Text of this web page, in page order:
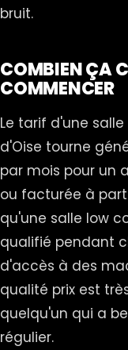
bruit.
COMBIEN ÇA
COMMENCER
Le tarif d'une
d'Oise tourne
par mois pour un
ou facturée à part
qu'une salle low
qualifié pendant
d'accès à des
qualité prix est
quelqu'un qui a
régulier.